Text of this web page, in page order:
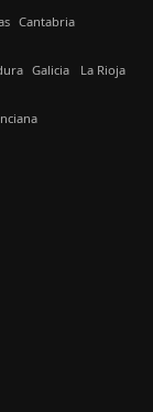
Cantabria
Galicia La Rioja